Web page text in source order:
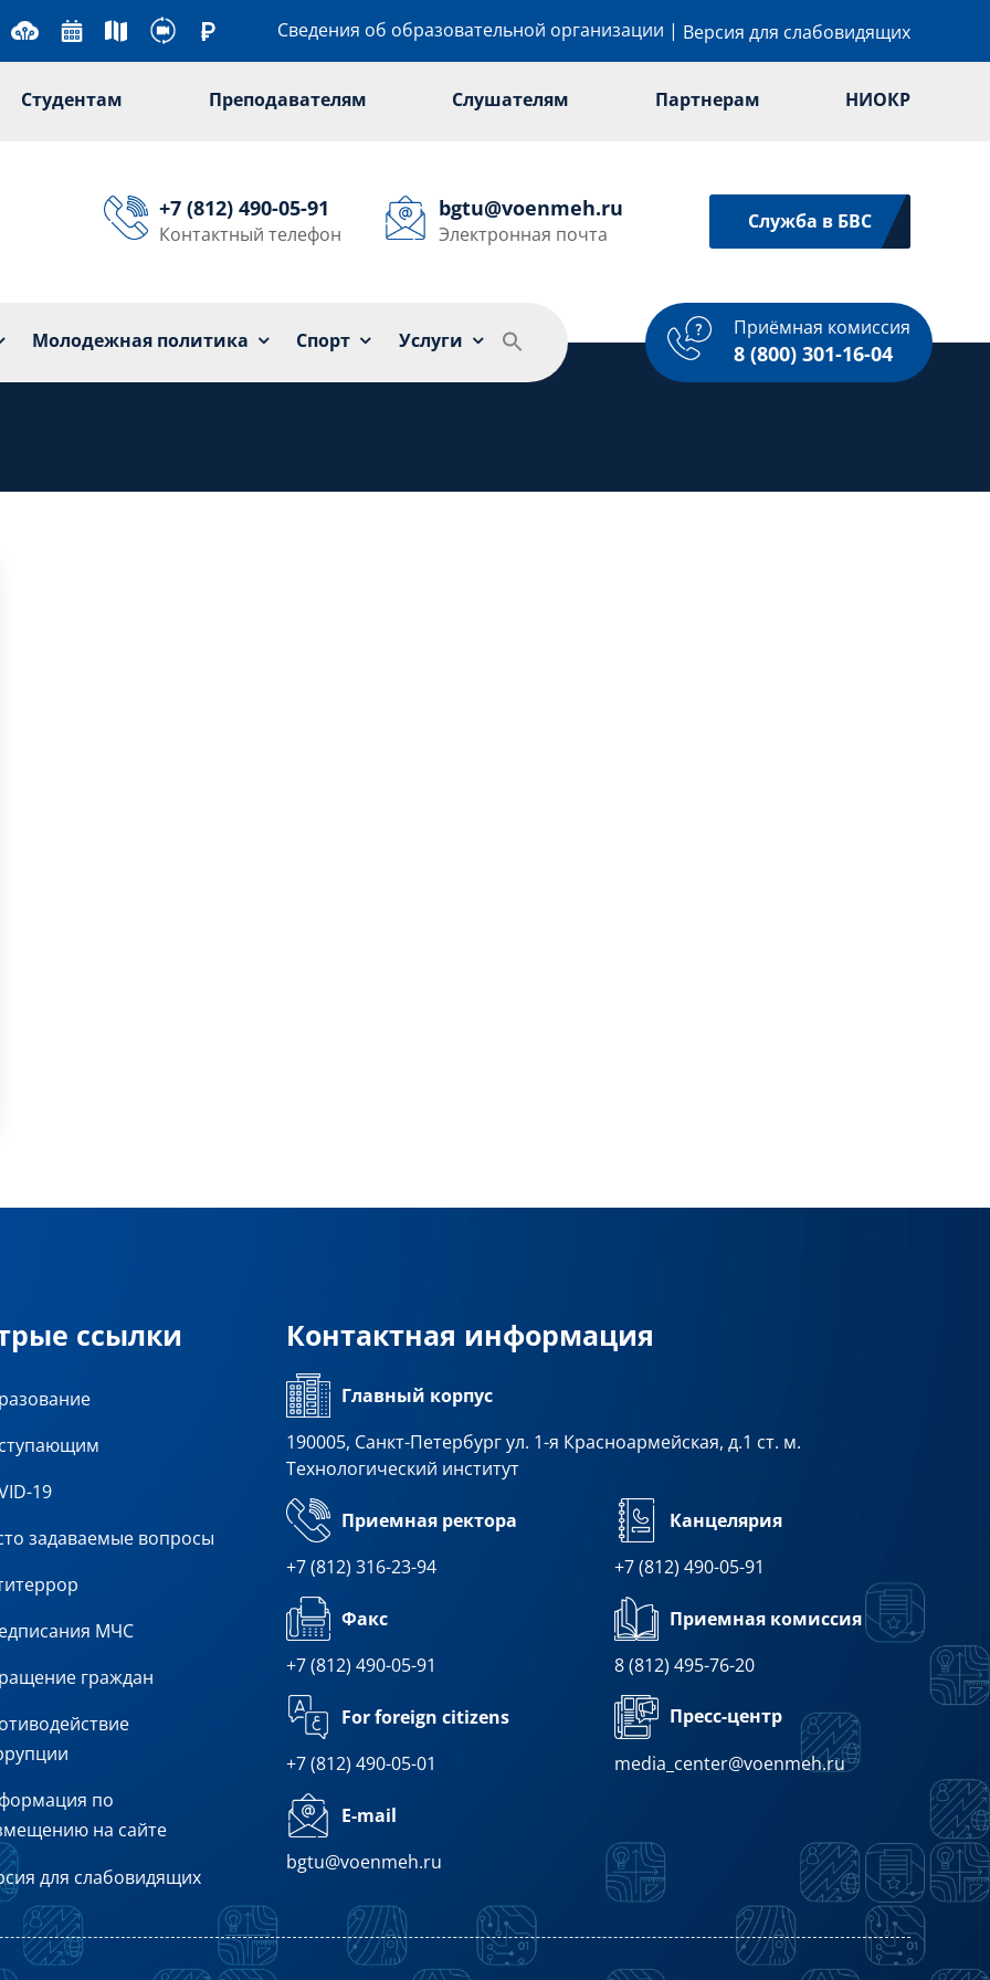
Сведения об образовательной организации | Версия для слабовидящих
Студентам Преподавателям Слушателям Партнерам НИОКР
+7 (812) 490-05-91
Контактный телефон
bgtu@voenmeh.ru
Электронная почта
Служба в БВС
Молодежная политика Спорт Услуги
Приёмная комиссия
8 (800) 301-16-04
Университет Образование Наука Молодежная политика Спорт Услуги
ссылки
19
задаваемые вопросы
МЧС
граждан
по
на сайте
для слабовидящих
Контактная информация
Главный корпус
190005, Санкт-Петербург ул. 1-я Красноармейская, д.1 ст. м.
Технологический институт
Приемная ректора
+7 (812) 316-23-94
Канцелярия
+7 (812) 490-05-91
Факс
+7 (812) 490-05-91
Приемная комиссия
8 (812) 495-76-20
For foreign citizens
+7 (812) 490-05-01
Пресс-центр
media_center@voenmeh.ru
E-mail
bgtu@voenmeh.ru